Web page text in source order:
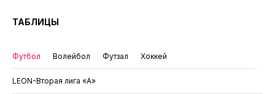
ТАБЛИЦЫ
Футбол Волейбол Футзал Хоккей
LEON-Вторая лига «А»